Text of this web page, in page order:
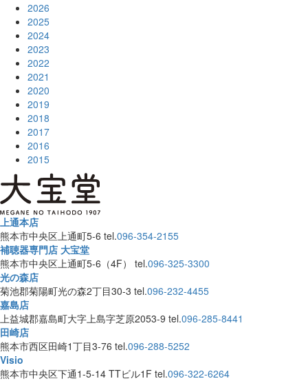
2026
2025
2024
2023
2022
2021
2020
2019
2018
2017
2016
2015
上通本店
熊本市中央区上通町5-6 tel.096-354-2155
補聴器専門店 大宝堂
熊本市中央区上通町5-6（4F） tel.096-325-3300
光の森店
菊池郡菊陽町光の森2丁目30-3 tel.096-232-4455
嘉島店
上益城郡嘉島町大字上島字芝原2053-9 tel.096-285-8441
田崎店
熊本市西区田崎1丁目3-76 tel.096-288-5252
Visio
熊本市中央区下通1-5-14 TTビル1F tel.096-322-6264